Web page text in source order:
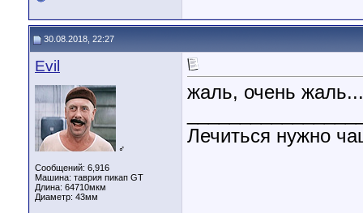
30.08.2018, 22:27
Evil
♂
Сообщений: 6,916
Машина: таврия пикап GT
Длина: 64710мкм
Диаметр: 43мм
жаль, очень
Лечиться нужно